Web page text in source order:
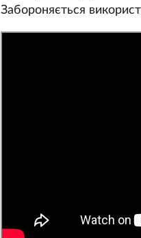
Забороняється